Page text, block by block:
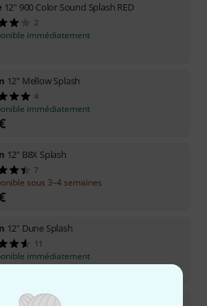
12" 900 Color Sound Splash RED
2
immédiatement
12" Mellow Splash
4
immédiatement
12" B8X Splash
7
sous 3–4 semaines
12" Dune Splash
11
immédiatement
12" Splash 25